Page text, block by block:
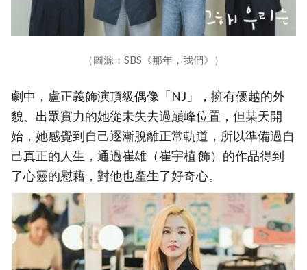
（圖源：SBS《那年，我們》）
劇中，盧正義飾演頂級偶像「NJ」，擁有優越的外
貌、出眾實力的她從未失去過巔峰位置，但某天開
始，她感覺到自己逐漸脫離正常軌道，所以準備過自
己真正的人生，通過崔雄（崔宇植 飾）的作品得到
了心靈的慰藉，對他也產生了好奇心。